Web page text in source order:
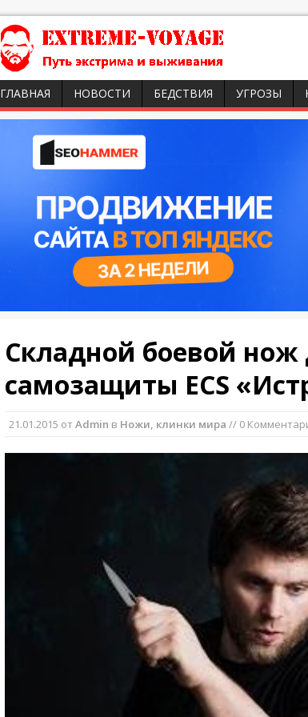
ГЛАВНАЯ НОВОСТИ БЕДСТВИЯ УГРОЗЫ
Складной боевой нож
самозащиты ECS
21.01.2015 от Admin в Ножи, клинки мира // 0